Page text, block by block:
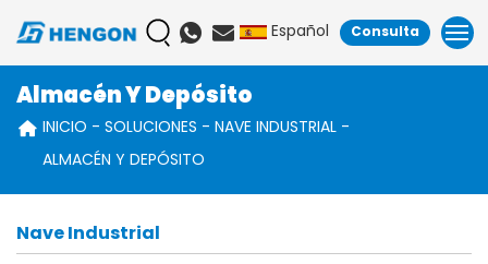
Español Consulta
Almacén Y Depósito
INICIO SOLUCIONES
NAVE INDUSTRIAL
ALMACÉN Y DEPÓSITO
Nave Industrial